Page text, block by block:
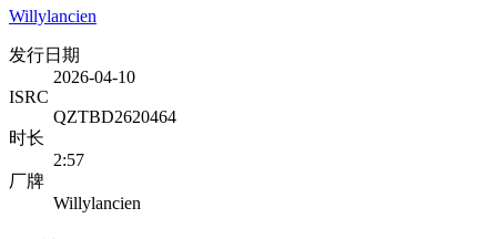
Willylancien
发行日期
2026-04-10
ISRC
QZTBD2620464
时长
2:57
厂牌
Willylancien